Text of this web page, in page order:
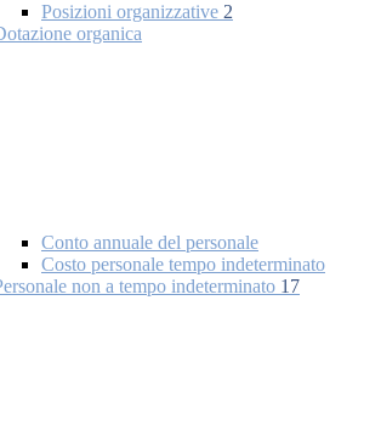
Posizioni organizzative 2
organica
Conto annuale del personale
Costo personale tempo indeterminato
non a tempo indeterminato 17